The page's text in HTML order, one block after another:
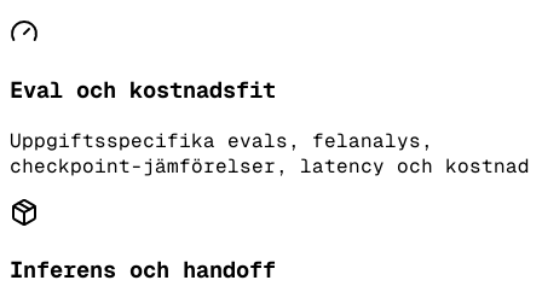
Eval och kostnadsfit
Uppgiftsspecifika evals, felanalys,
checkpoint-jämförelser, latency och kostnad
Inferens och handoff